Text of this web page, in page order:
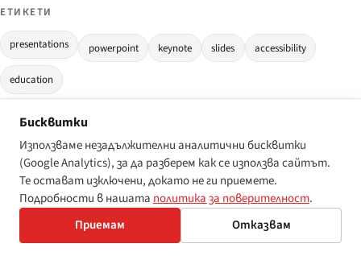
ЕТИКЕТИ
presentations powerpoint keynote slides accessibility
education
ОТ
Disability World
Disability World е редакционният подпис на нюзрума
на disabilityworld.org. Публикуваме основани на
Бисквитки
Използваме незадължителни аналитични бисквитки
(Google Analytics), за да разберем как се използва сайтът.
Те остават изключени, докато не ги приемете.
Подробности в нашата политика за поверителност.
Приемам
Отказвам